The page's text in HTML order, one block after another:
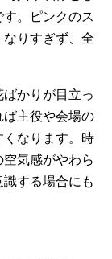
。ピンクのス
りすぎず、全
かりが目立っ
主役や会場の
なります。時
気感がやわら
する場合にも